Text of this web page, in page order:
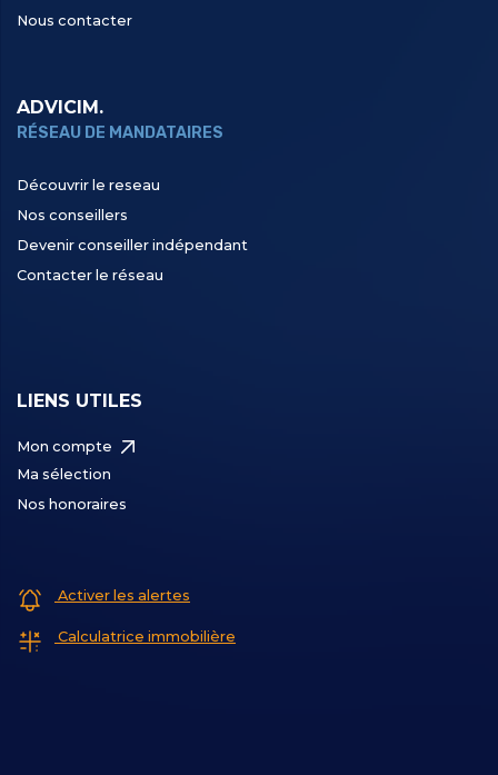
Nous contacter
ADVICIM.
RÉSEAU DE MANDATAIRES
Découvrir le reseau
Nos conseillers
Devenir conseiller indépendant
Contacter le réseau
LIENS UTILES
Mon compte
Ma sélection
Nos honoraires
Activer les alertes
Calculatrice immobilière